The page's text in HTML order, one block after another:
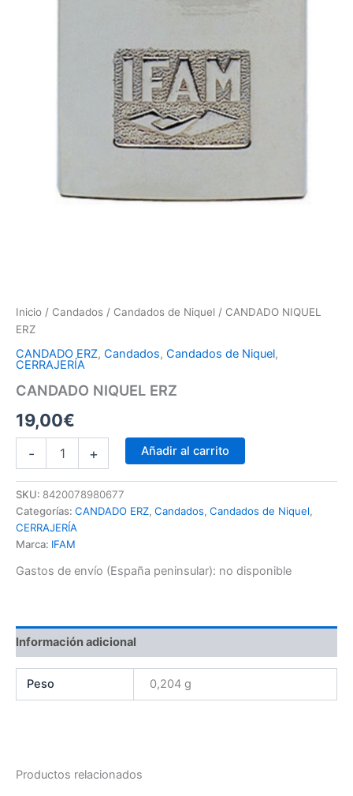
Inicio / Candados / Candados de Niquel / CANDADO NIQUEL
ERZ
CANDADO ERZ, Candados, Candados de Niquel,
CERRAJERÍA
CANDADO NIQUEL ERZ
19,00€
- + Añadir al carrito
SKU: 8420078980677
Categorías: CANDADO ERZ, Candados, Candados de Niquel,
CERRAJERÍA
Marca: IFAM
Gastos de envío (España peninsular): no disponible
Información adicional
Peso 0,204 g
Productos relacionados